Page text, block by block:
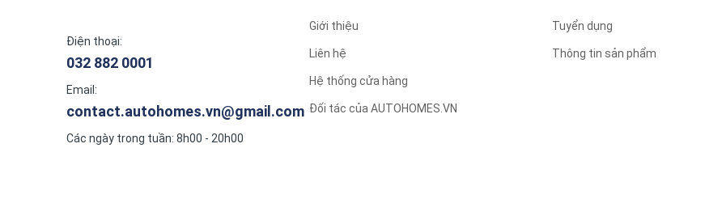
Nguyên lý hoạt động máy nước nóng năng lượng mặt trời
Điện thoại:
032 882 0001
Email:
contact.autohomes.vn@gmail.com
Các ngày trong tuần: 8h00 - 20h00
Giới thiệu
Liên hệ
Hệ thống cửa hàng
Đối tác của AUTOHOMES.VN
Tuyển dụng
Thông tin sản phẩm